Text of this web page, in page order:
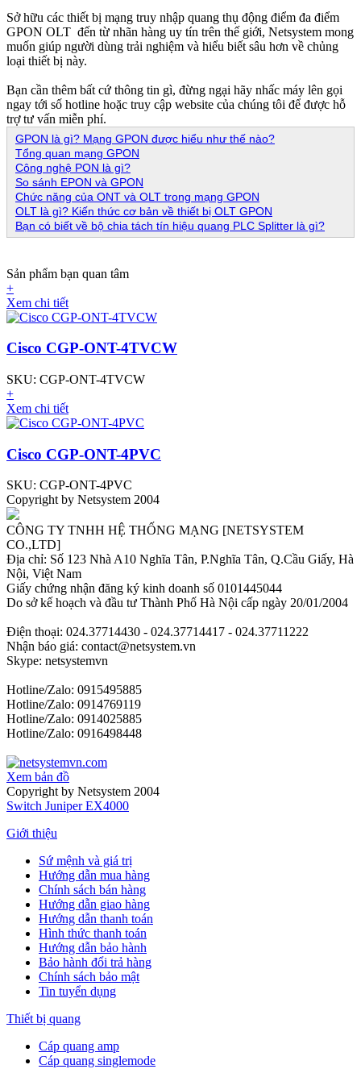
Sở hữu các thiết bị mạng truy nhập quang thụ động điểm đa điểm
GPON OLT đến từ nhãn hàng uy tín trên thế giới, Netsystem mong
muốn giúp người dùng trải nghiệm và hiểu biết sâu hơn về chủng
loại thiết bị này.
Bạn cần thêm bất cứ thông tin gì, đừng ngại hãy nhấc máy lên gọi
ngay tới số hotline hoặc truy cập website của chúng tôi để được hỗ
trợ tư vấn miễn phí.
GPON là gì? Mạng GPON được hiểu như thế nào?
Tổng quan mạng GPON​
Công nghệ PON là gì?
So sánh EPON và GPON
Chức năng của ONT và OLT trong mạng GPON
OLT là gì? Kiến thức cơ bản về thiết bị OLT GPON
Bạn có biết về bộ chia tách tín hiệu quang PLC Splitter là gì?
Sản phẩm bạn quan tâm
+
Xem chi tiết
Cisco CGP-ONT-4TVCW
SKU: CGP-ONT-4TVCW
+
Xem chi tiết
Cisco CGP-ONT-4PVC
SKU: CGP-ONT-4PVC
Copyright by Netsystem 2004
CÔNG TY TNHH HỆ THỐNG MẠNG [NETSYSTEM
CO.,LTD]
Địa chỉ: Số 123 Nhà A10 Nghĩa Tân, P.Nghĩa Tân, Q.Cầu Giấy, Hà
Nội, Việt Nam
Giấy chứng nhận đăng ký kinh doanh số 0101445044
Do sở kế hoạch và đầu tư Thành Phố Hà Nội cấp ngày 20/01/2004
Điện thoại: 024.37714430 - 024.37714417 - 024.37711222
Nhận báo giá: contact@netsystem.vn
Skype: netsystemvn
Hotline/Zalo: 0915495885
Hotline/Zalo: 0914769119
Hotline/Zalo: 0914025885
Hotline/Zalo: 0916498448
Xem bản đồ
Copyright by Netsystem 2004
Switch Juniper EX4000
Giới thiệu
Sứ mệnh và giá trị
Hướng dẫn mua hàng
Chính sách bán hàng
Hướng dẫn giao hàng
Hướng dẫn thanh toán
Hình thức thanh toán
Hướng dẫn bảo hành
Bảo hành đổi trả hàng
Chính sách bảo mật
Tin tuyển dụng
Thiết bị quang
Cáp quang amp
Cáp quang singlemode